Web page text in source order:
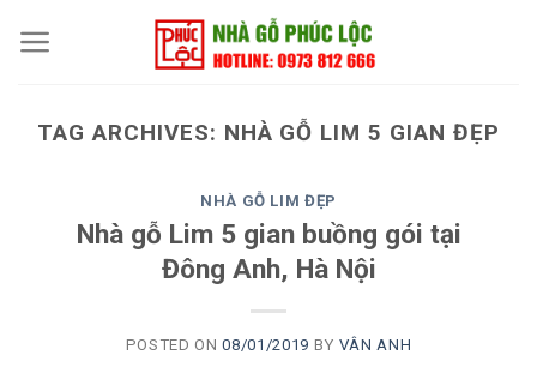
TAG ARCHIVES: NHÀ GỖ LIM 5 GIAN ĐẸP
NHÀ GỖ LIM ĐẸP
Nhà gỗ Lim 5 gian buồng gói tại
Đông Anh, Hà Nội
POSTED ON08/01/2019 BY VÂN ANH